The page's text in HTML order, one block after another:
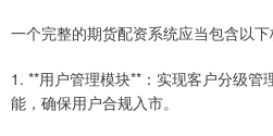
一个完整的期货配资系统应当包含以下
1. **用户管理模块**：实现客户分级管
能，确保用户合规入市。